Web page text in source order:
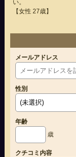
い。
【女性 27歳】
メールアドレス
性別
年齢
歳
クチコミ内容